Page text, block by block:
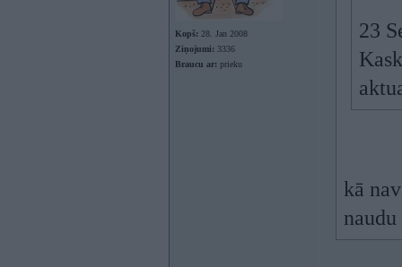
Kopš: 28. Jan 2008
Ziņojumi: 3336
Braucu ar: prieku
23
kā